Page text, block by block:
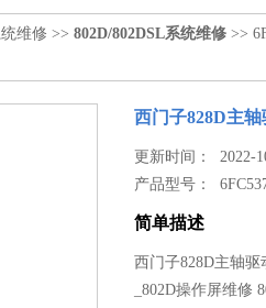
维修 >> 802D/802DSL系统维修 >>
西门子828D主
更新时间： 2022-
产品型号：
简单描述
西门子828D主轴
_802D操作屏维修